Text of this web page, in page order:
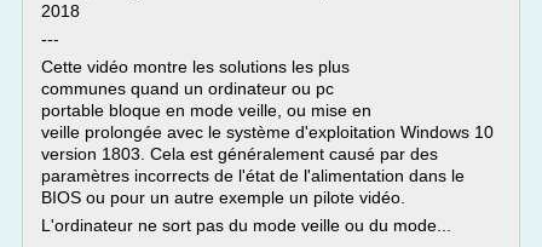
2018
---
Cette vidéo montre les solutions les plus
communes quand un ordinateur ou pc
portable bloque en mode veille, ou mise en
veille prolongée avec le système d'exploitation Windows 10
version 1803. Cela est généralement causé par des
paramètres incorrects de l'état de l'alimentation dans le
BIOS ou pour un autre exemple un pilote vidéo.
L'ordinateur ne sort pas du mode veille ou du mode...